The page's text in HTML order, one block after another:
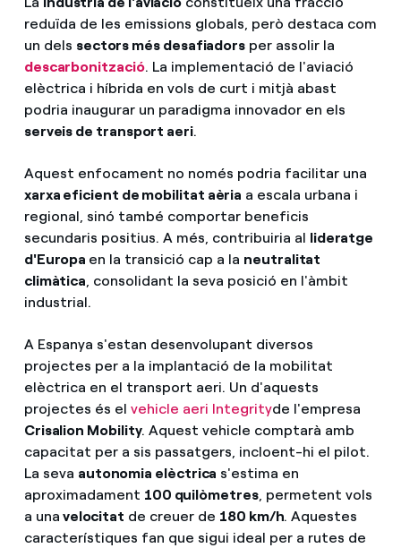
reduïda de les emissions globals, però destaca com
un dels sectors més desafiadors per assolir la
descarbonització. La implementació de l'aviació
elèctrica i híbrida en vols de curt i mitjà abast
podria inaugurar un paradigma innovador en els
serveis de transport aeri.
Aquest enfocament no només podria facilitar una
xarxa eficient de mobilitat aèria a escala urbana i
regional, sinó també comportar beneficis
secundaris positius. A més, contribuiria al lideratge
d'Europa en la transició cap a la neutralitat
climàtica, consolidant la seva posició en l'àmbit
industrial.
A Espanya s'estan desenvolupant diversos
projectes per a la implantació de la mobilitat
elèctrica en el transport aeri. Un d'aquests
projectes és el vehicle aeri Integrityde l'empresa
Crisalion Mobility. Aquest vehicle comptarà amb
capacitat per a sis passatgers, incloent-hi el pilot.
La seva autonomia elèctrica s'estima en
aproximadament 100 quilòmetres, permetent vols
a una velocitat de creuer de 180 km/h. Aquestes
característiques fan que sigui ideal per a rutes de